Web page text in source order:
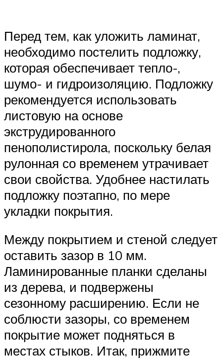
Перед тем, как уложить ламинат,
необходимо постелить подложку,
которая обеспечивает тепло-,
шумо- и гидроизоляцию. Подложку
рекомендуется использовать
листовую на основе
экструдированного
пенополистирола, поскольку белая
рулонная со временем утрачивает
свои свойства. Удобнее настилать
подложку поэтапно, по мере
укладки покрытия.
Между покрытием и стеной следует
оставить зазор в 10 мм.
Ламинированные планки сделаны
из дерева, и подвержены
сезонному расширению. Если не
соблюсти зазоры, со временем
покрытие может подняться в
местах стыков. Итак, прижмите